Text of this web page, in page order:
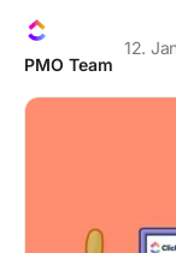
PMO Team
12.